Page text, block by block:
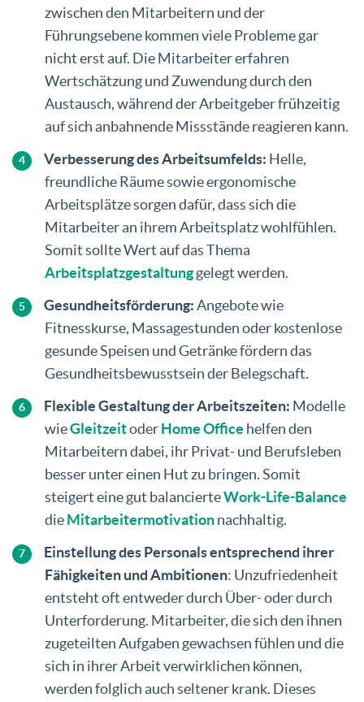
zwischen den Mitarbeitern und der
Führungsebene kommen viele Probleme gar
nicht erst auf. Die Mitarbeiter erfahren
Wertschätzung und Zuwendung durch den
Austausch, während der Arbeitgeber frühzeitig
auf sich anbahnende Missstände reagieren kann.
Verbesserung des Arbeitsumfelds: Helle,
freundliche Räume sowie ergonomische
Arbeitsplätze sorgen dafür, dass sich die
Mitarbeiter an ihrem Arbeitsplatz wohlfühlen.
Somit sollte Wert auf das Thema
Arbeitsplatzgestaltunggelegt werden.
Gesundheitsförderung:Angebote wie
Fitnesskurse, Massagestunden oder kostenlose
gesunde Speisen und Getränke fördern das
Gesundheitsbewusstsein der Belegschaft.
Flexible Gestaltung der Arbeitszeiten: Modelle
wieGleitzeitoderHome Office helfen den
Mitarbeitern dabei, ihr Privat- und Berufsleben
besser unter einen Hut zu bringen. Somit
steigert eine gut balancierteWork-Life-Balance
dieMitarbeitermotivationnachhaltig.
Einstellung des Personals entsprechend ihrer
Fähigkeiten und Ambitionen: Unzufriedenheit
entsteht oft entweder durch Über- oder durch
Unterforderung. Mitarbeiter, die sich den ihnen
zugeteilten Aufgaben gewachsen fühlen und die
sich in ihrer Arbeit verwirklichen können,
werden folglich auch seltener krank. Dieses